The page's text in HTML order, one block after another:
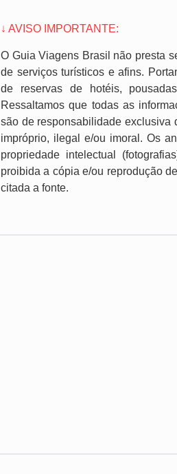
↓ AVISO IMPORTANTE:
O Guia Viagens Brasil não presta
de serviços turísticos e afins.
de reservas de hotéis,
Ressaltamos que todas as
são de responsabilidade exclusiva
impróprio, ilegal e/ou imoral. Os
propriedade intelectual
proibida a cópia e/ou reprodução
citada a fonte.